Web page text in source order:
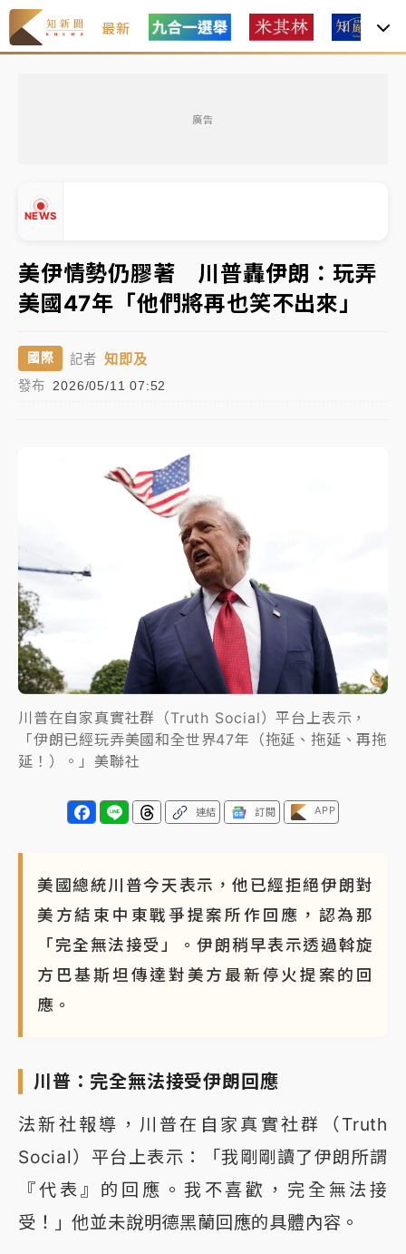
最新
廣告
NEWS
有片｜
連根拔起
中颱白海豚風雨來了！中部以北防豪雨 今晚、明天影
響最劇烈
白海豚逼近！北市水門只出不進 未移置車輛最高罰
油價持續凍漲！ 中油宣布下周一汽柴油價格維持不變
白海豚暴風圈逼近！新北淡水赫見龍捲風 榕樹
中颱白海豚風雨來了！中部以北防豪雨 今晚、明天影
響最劇烈
白海豚逼近！北市水門只出不進 未移置車輛最高罰
4800＋拖吊費
美伊情勢仍膠著 川普轟伊朗：玩弄
美國47年「他們將再也笑不出來」
國際 記者 知即及
發布 2026/05/11 07:52
川普在自家真實社群（Truth Social）平台上表示，
「伊朗已經玩弄美國和全世界47年（拖延、拖延、再拖
延！）。」美聯社
連結 訂閱 APP
美國總統川普今天表示，他已經拒絕伊朗對
美方結束中東戰爭提案所作回應，認為那
「完全無法接受」。伊朗稍早表示透過斡旋
方巴基斯坦傳達對美方最新停火提案的回
應。
川普：完全無法接受伊朗回應
法新社報導，川普在自家真實社群（Truth
Social）平台上表示：「我剛剛讀了伊朗所謂
『代表』的回應。我不喜歡，完全無法接
受！」他並未說明德黑蘭回應的具體內容。